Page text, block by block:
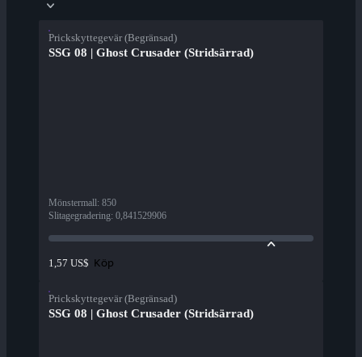
Prickskyttegevär (Begränsad)
SSG 08 | Ghost Crusader (Stridsärrad)
Mönstermall: 850
Slitagegradering: 0,841529906
1,57 US$ Köp
Prickskyttegevär (Begränsad)
SSG 08 | Ghost Crusader (Stridsärrad)